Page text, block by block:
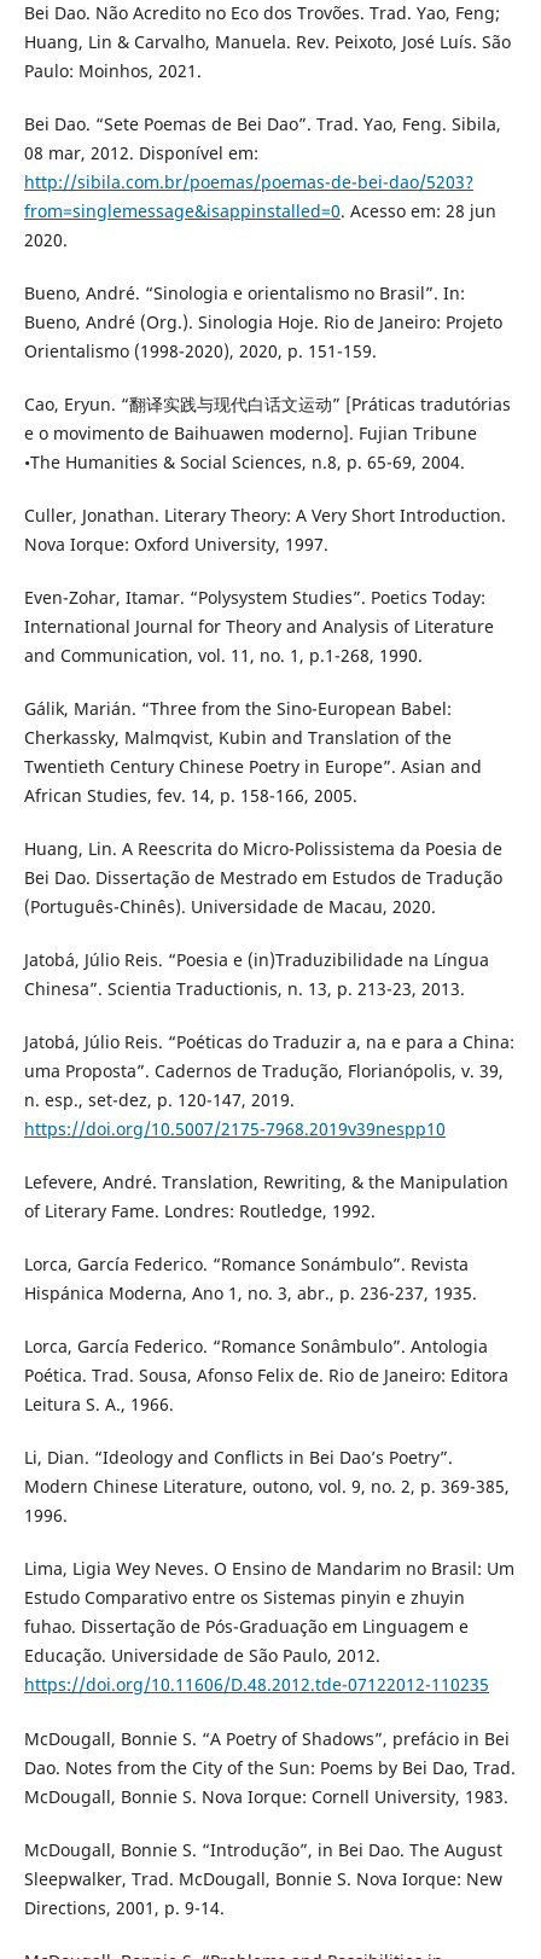
Bei Dao. Não Acredito no Eco dos Trovões. Trad. Yao, Feng;
Huang, Lin & Carvalho, Manuela. Rev. Peixoto, José Luís. São
Paulo: Moinhos, 2021.
Bei Dao. “Sete Poemas de Bei Dao”. Trad. Yao, Feng. Sibila,
08 mar, 2012. Disponível em:
http://sibila.com.br/poemas/poemas-de-bei-dao/5203?
from=singlemessage&isappinstalled=0. Acesso em: 28 jun
2020.
Bueno, André. “Sinologia e orientalismo no Brasil”. In:
Bueno, André (Org.). Sinologia Hoje. Rio de Janeiro: Projeto
Orientalismo (1998-2020), 2020, p. 151-159.
Cao, Eryun. “翻译实践与现代白话文运动” [Práticas tradutórias
e o movimento de Baihuawen moderno]. Fujian Tribune
•The Humanities & Social Sciences, n.8, p. 65-69, 2004.
Culler, Jonathan. Literary Theory: A Very Short Introduction.
Nova Iorque: Oxford University, 1997.
Even-Zohar, Itamar. “Polysystem Studies”. Poetics Today:
International Journal for Theory and Analysis of Literature
and Communication, vol. 11, no. 1, p.1-268, 1990.
Gálik, Marián. “Three from the Sino-European Babel:
Cherkassky, Malmqvist, Kubin and Translation of the
Twentieth Century Chinese Poetry in Europe”. Asian and
African Studies, fev. 14, p. 158-166, 2005.
Huang, Lin. A Reescrita do Micro-Polissistema da Poesia de
Bei Dao. Dissertação de Mestrado em Estudos de Tradução
(Português-Chinês). Universidade de Macau, 2020.
Jatobá, Júlio Reis. “Poesia e (in)Traduzibilidade na Língua
Chinesa”. Scientia Traductionis, n. 13, p. 213-23, 2013.
Jatobá, Júlio Reis. “Poéticas do Traduzir a, na e para a China:
uma Proposta”. Cadernos de Tradução, Florianópolis, v. 39,
n. esp., set-dez, p. 120-147, 2019.
https://doi.org/10.5007/2175-7968.2019v39nespp10
Lefevere, André. Translation, Rewriting, & the Manipulation
of Literary Fame. Londres: Routledge, 1992.
Lorca, García Federico. “Romance Sonámbulo”. Revista
Hispánica Moderna, Ano 1, no. 3, abr., p. 236-237, 1935.
Lorca, García Federico. “Romance Sonâmbulo”. Antologia
Poética. Trad. Sousa, Afonso Felix de. Rio de Janeiro: Editora
Leitura S. A., 1966.
Li, Dian. “Ideology and Conflicts in Bei Dao’s Poetry”.
Modern Chinese Literature, outono, vol. 9, no. 2, p. 369-385,
1996.
Lima, Ligia Wey Neves. O Ensino de Mandarim no Brasil: Um
Estudo Comparativo entre os Sistemas pinyin e zhuyin
fuhao. Dissertação de Pós-Graduação em Linguagem e
Educação. Universidade de São Paulo, 2012.
https://doi.org/10.11606/D.48.2012.tde-07122012-110235
McDougall, Bonnie S. “A Poetry of Shadows”, prefácio in Bei
Dao. Notes from the City of the Sun: Poems by Bei Dao, Trad.
McDougall, Bonnie S. Nova Iorque: Cornell University, 1983.
McDougall, Bonnie S. “Introdução”, in Bei Dao. The August
Sleepwalker, Trad. McDougall, Bonnie S. Nova Iorque: New
Directions, 2001, p. 9-14.